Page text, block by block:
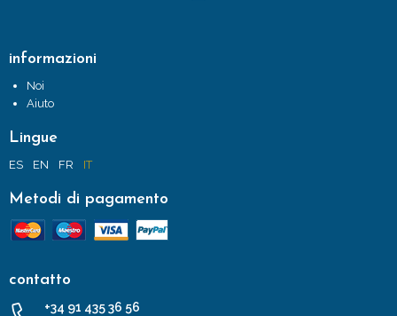
informazioni
Noi
Aiuto
Lingue
ES EN FR IT
Metodi di pagamento
contatto
+34 91 435 36 56